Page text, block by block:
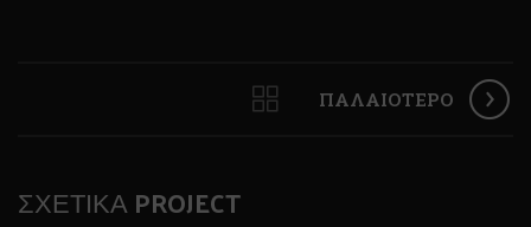
ΠΑΛΑΙΌΤΕΡΟ
ΣΧΕΤΙΚΆ PROJECT